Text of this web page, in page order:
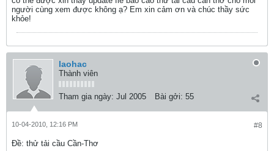
người cùng xem được không ạ? Em xin cảm ơn và chúc thầy sức
khỏe!
laohac
Thành viên
Tham gia ngày: Jul 2005 Bài gởi: 55
#8
10-04-2010, 12:16 PM
Ðề: thử tải cầu Cần-Thơ